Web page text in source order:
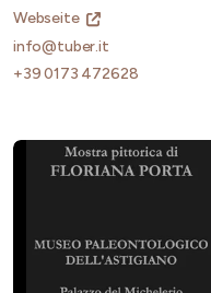
Webseite
info@tuber.it
+39 0173 472628